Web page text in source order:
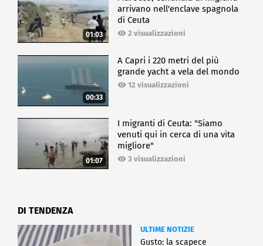
01:03
arrivano nell'enclave spagnola
di Ceuta
2 visualizzazioni
00:33
A Capri i 220 metri del più
grande yacht a vela del mondo
12 visualizzazioni
01:07
I migranti di Ceuta: "Siamo
venuti qui in cerca di una vita
migliore"
3 visualizzazioni
DI TENDENZA
ULTIME NOTIZIE
Gusto: la scapece